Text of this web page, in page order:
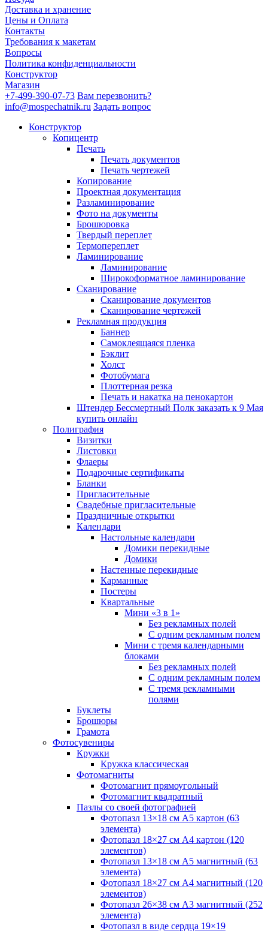
Доставка и хранение
Цены и Оплата
Контакты
Требования к макетам
Вопросы
Политика конфиденциальности
Конструктор
Магазин
+7-499-390-07-73 Вам перезвонить?
info@mospechatnik.ru Задать вопрос
Конструктор
Копицентр
Печать
Печать документов
Печать чертежей
Копирование
Проектная документация
Разламинирование
Фото на документы
Брошюровка
Твердый переплет
Термопереплет
Ламинирование
Ламинирование
Широкоформатное ламинирование
Сканирование
Сканирование документов
Сканирование чертежей
Рекламная продукция
Баннер
Самоклеящаяся пленка
Бэклит
Холст
Фотобумага
Плоттерная резка
Печать и накатка на пенокартон
Штендер Бессмертный Полк заказать к 9 Мая
купить онлайн
Полиграфия
Визитки
Листовки
Флаеры
Подарочные сертификаты
Бланки
Пригласительные
Свадебные пригласительные
Праздничные открытки
Календари
Настольные календари
Домики перекидные
Домики
Настенные перекидные
Карманные
Постеры
Квартальные
Мини «3 в 1»
Без рекламных полей
С одним рекламным полем
Мини с тремя календарными
блоками
Без рекламных полей
С одним рекламным полем
С тремя рекламными
полями
Буклеты
Брошюры
Грамота
Фотосувениры
Кружки
Кружка классическая
Фотомагниты
Фотомагнит прямоугольный
Фотомагнит квадратный
Пазлы со своей фотографией
Фотопазл 13×18 см А5 картон (63
элемента)
Фотопазл 18×27 см А4 картон (120
элементов)
Фотопазл 13×18 см А5 магнитный (63
элемента)
Фотопазл 18×27 см А4 магнитный (120
элементов)
Фотопазл 26×38 см А3 магнитный (252
элемента)
Фотопазл в виде сердца 19×19